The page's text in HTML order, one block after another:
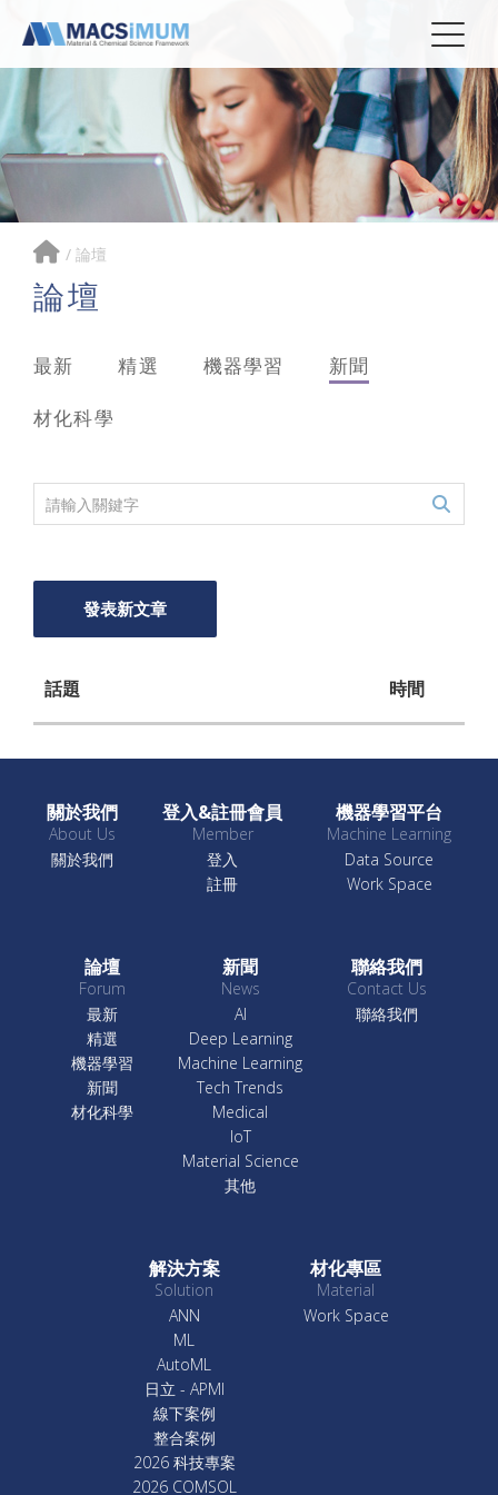
/論壇
論壇
最新 精選 機器學習 新聞
材化科學
發表新文章
話題 時間
關於我們
About Us
關於我們
登入&註冊會員
Member
登入
註冊
機器學習平台
Machine Learning
Data Source
Work Space
論壇
Forum
最新
精選
機器學習
新聞
材化科學
新聞
News
AI
Deep Learning
Machine Learning
Tech Trends
Medical
IoT
Material Science
其他
聯絡我們
Contact Us
聯絡我們
解決方案
Solution
ANN
ML
AutoML
日立 - APMI
線下案例
整合案例
2026 科技專案
2026 COMSOL
材化專區
Material
Work Space